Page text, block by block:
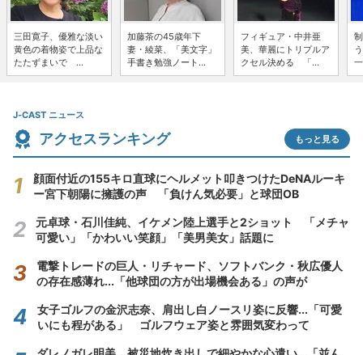
三田寛子、優雅な淡い
黄色の着物姿で上品な
たたずまいで ...
加藤茶の45歳年下
妻・綾菜、「美文字」
手書き勉強ノート...
フィギュア・中井亜
美、華麗にトリプルア
クセル決める 「...
J-CAST ニュース
アクセスランキング もっと見る
顔面付近の155キロ直球にヘルメット叩きつけたDeNAルーキ
ー宮下朝陽に擁護の声 「負けん気必要」と球団OB
元卓球・石川佳純、イケメン陸上選手と2ショット 「メチャ
可愛い」「かわいい笑顔」「美男美女」話題に
電撃トレードの巨人・リチャード、ソフトバンク・秋広優人
の存在感薄れ...「他球団の方が出場機会ある」の声が
女子ゴルフの金沢志奈、肩出し白ノースリ姿に反響...「可愛
いにも程がある」 ゴルフウェア姿と雰囲気変わって